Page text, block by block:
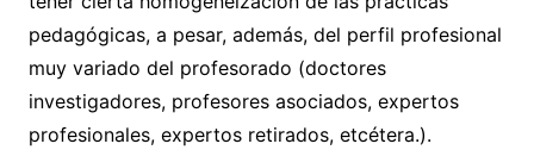
pedagógicas, a pesar, además, del perfil profesional
muy variado del profesorado (doctores
investigadores, profesores asociados, expertos
profesionales, expertos retirados, etcétera.).